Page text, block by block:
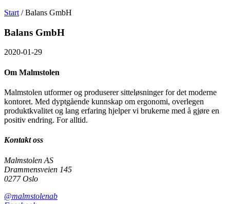
Søk
Malmstolen.no
Välj
Start /Balans GmbH
Balans GmbH
2020-01-29
Om Malmstolen
Malmstolen utformer og produserer sitteløsninger for det moderne
kontoret. Med dyptgående kunnskap om ergonomi, overlegen
produktkvalitet og lang erfaring hjelper vi brukerne med å gjøre en
positiv endring. For alltid.
Kontakt oss
Malmstolen AS
Drammensveien 145
0277 Oslo
@malmstolenab